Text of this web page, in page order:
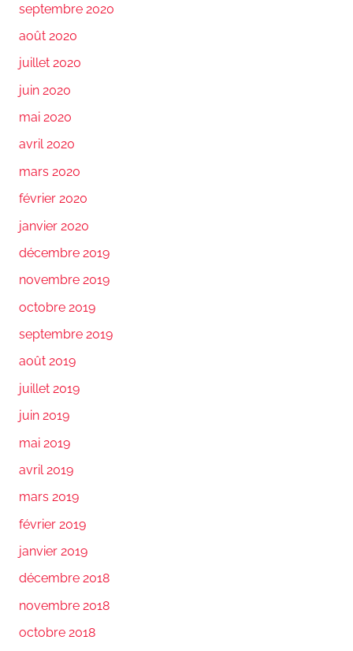
septembre 2020
août 2020
juillet 2020
juin 2020
mai 2020
avril 2020
mars 2020
février 2020
janvier 2020
décembre 2019
novembre 2019
octobre 2019
septembre 2019
août 2019
juillet 2019
juin 2019
mai 2019
avril 2019
mars 2019
février 2019
janvier 2019
décembre 2018
novembre 2018
octobre 2018